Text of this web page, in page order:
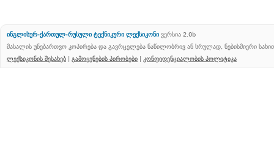
ინგლისურ-ქართულ-რუსული ტექნიკური ლექსიკონი ვერსია 2.0b
მასალის უნებართვო კოპირება და გავრცელება ნაწილობრივ ან სრულად, ნებისმიერი
ლექსიკონის შესახებ | გამოყენების პირობები | კონფიდენციალობის პოლიტიკა